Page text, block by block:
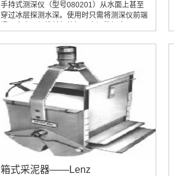
手持式测深仪（型号080201）从水面上甚至
穿过冰层探测水深。使用时只需将测深仪前端
电池即可供电。它测量非常精确，质量可靠。
它对航海、捕鱼、潜水、海岸测量以及科学工
作来说非常适用。
箱式采泥器——Lenz